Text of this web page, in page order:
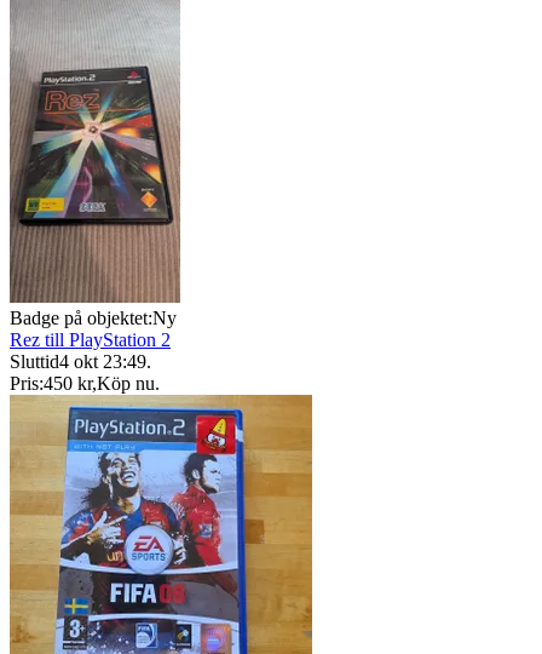
Badge på objektet:Ny
Rez till PlayStation 2
Sluttid4 okt 23:49.
Pris:450 kr,Köp nu.